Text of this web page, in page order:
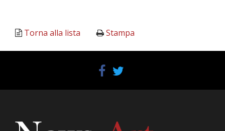
Torna alla lista Stampa